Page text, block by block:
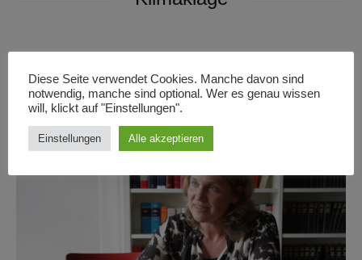
“Es geht darum, wer für die Folgen des
Klimawandels bezahlt”
Diese Seite verwendet Cookies. Manche davon sind
notwendig, manche sind optional. Wer es genau wissen
will, klickt auf "Einstellungen".
Einstellungen Alle akzeptieren